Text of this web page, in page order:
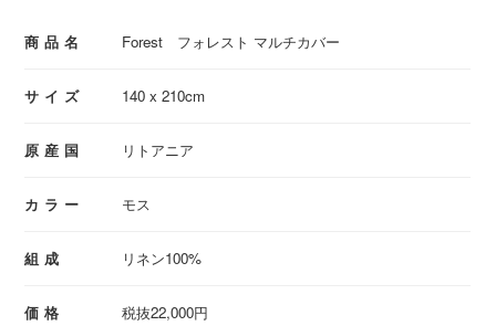
商品名 Forest フォレスト マルチカバー
サイズ 140 x 210cm
原産国 リトアニア
カラー モス
組成 リネン100%
価格 税抜22,000円